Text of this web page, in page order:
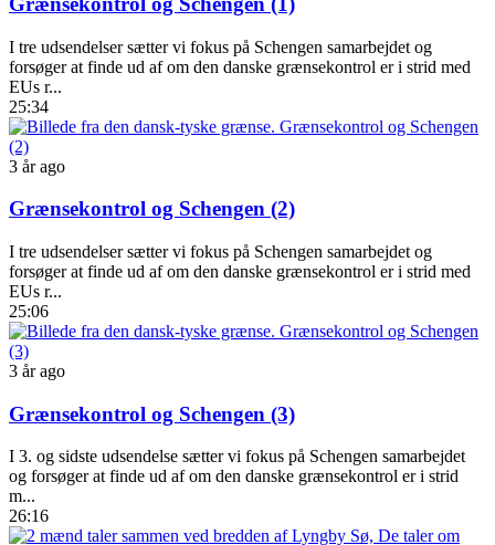
I tre udsendelser sætter vi fokus på Schengen samarbejdet og
forsøger at finde ud af om den danske grænsekontrol er i strid med
EUs r...
25:34
3 år ago
Grænsekontrol og Schengen (2)
I tre udsendelser sætter vi fokus på Schengen samarbejdet og
forsøger at finde ud af om den danske grænsekontrol er i strid med
EUs r...
25:06
3 år ago
Grænsekontrol og Schengen (3)
I 3. og sidste udsendelse sætter vi fokus på Schengen samarbejdet
og forsøger at finde ud af om den danske grænsekontrol er i strid
m...
26:16